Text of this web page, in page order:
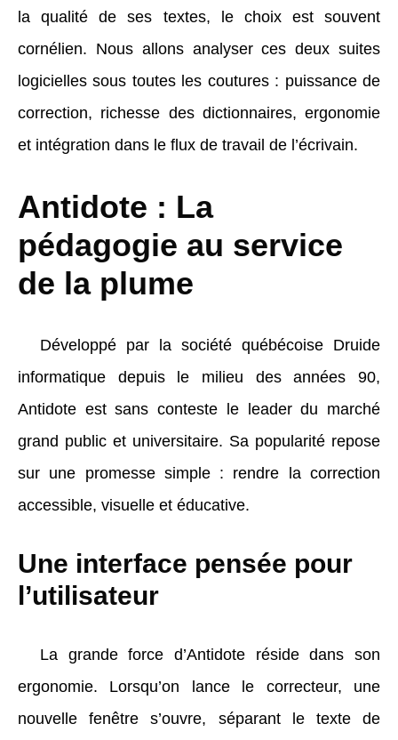
la qualité de ses textes, le choix est souvent
cornélien. Nous allons analyser ces deux suites
logicielles sous toutes les coutures : puissance de
correction, richesse des dictionnaires, ergonomie
et intégration dans le flux de travail de l’écrivain.
Antidote : La
pédagogie au service
de la plume
Développé par la société québécoise Druide
informatique depuis le milieu des années 90,
Antidote est sans conteste le leader du marché
grand public et universitaire. Sa popularité repose
sur une promesse simple : rendre la correction
accessible, visuelle et éducative.
Une interface pensée pour
l’utilisateur
La grande force d’Antidote réside dans son
ergonomie. Lorsqu’on lance le correcteur, une
nouvelle fenêtre s’ouvre, séparant le texte de